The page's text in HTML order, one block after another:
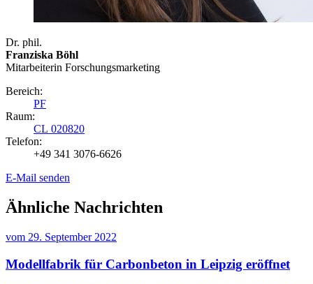
Dr. phil.
Franziska Böhl
Mitarbeiterin Forschungsmarketing
Bereich:
PF
Raum:
CL 020820
Telefon:
+49 341 3076-6626
E-Mail senden
Ähnliche Nachrichten
vom 29. September 2022
Modellfabrik für Carbonbeton in Leipzig eröffnet